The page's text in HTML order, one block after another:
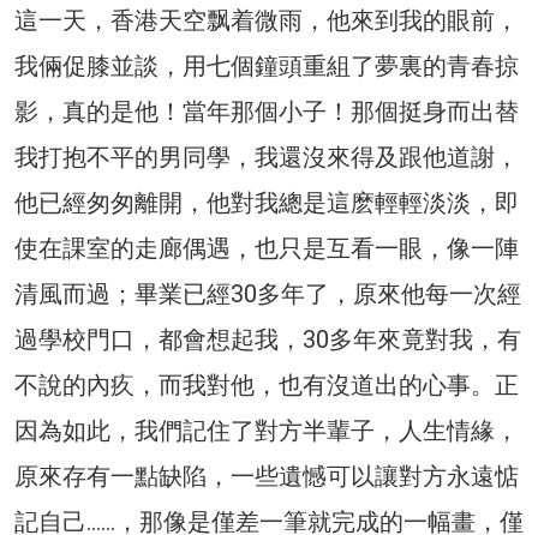
這一天，香港天空飘着微雨，他來到我的眼前，
我倆促膝並談，用七個鐘頭重組了夢裏的青春掠
影，真的是他！當年那個小子！那個挺身而出替
我打抱不平的男同學，我還沒來得及跟他道謝，
他已經匆匆離開，他對我總是這麽輕輕淡淡，即
使在課室的走廊偶遇，也只是互看一眼，像一陣
清風而過；畢業已經30多年了，原來他每一次經
過學校門口，都會想起我，30多年來竟對我，有
不說的內疚，而我對他，也有沒道出的心事。正
因為如此，我們記住了對方半輩子，人生情緣，
原來存有一點缺陷，一些遺憾可以讓對方永遠惦
記自己……，那像是僅差一筆就完成的一幅畫，僅